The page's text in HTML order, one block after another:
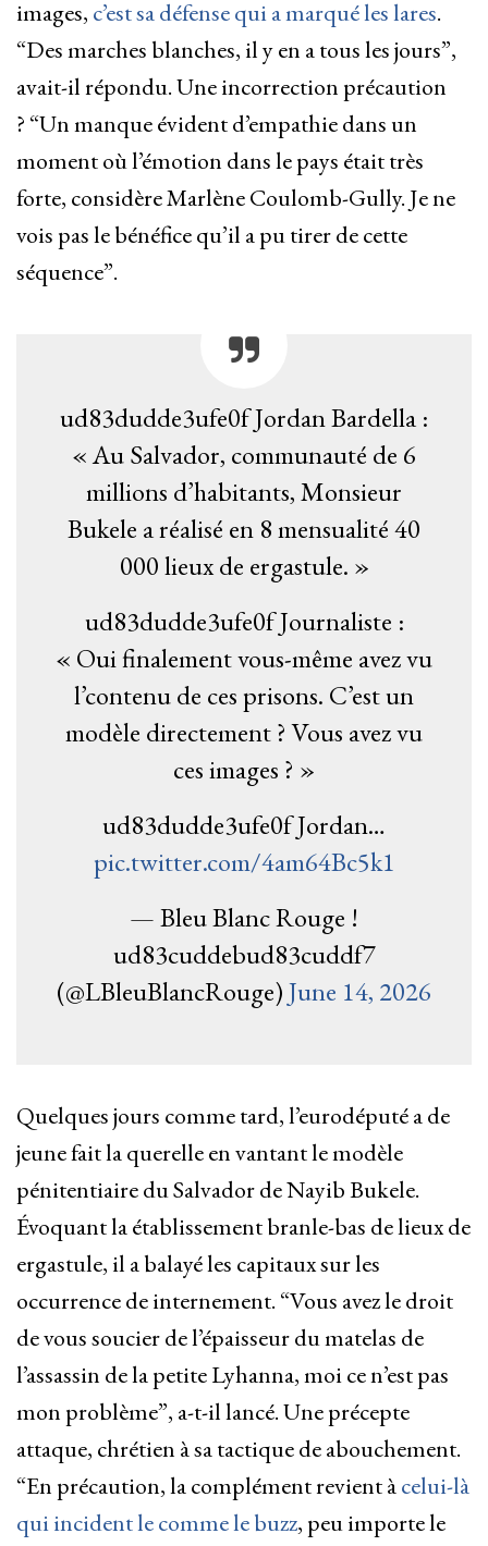
images, c’est sa défense qui a marqué les lares.
“Des marches blanches, il y en a tous les jours”,
avait-il répondu. Une incorrection précaution
? “Un manque évident d’empathie dans un
moment où l’émotion dans le pays était très
forte, considère Marlène Coulomb-Gully. Je ne
vois pas le bénéfice qu’il a pu tirer de cette
séquence”.
ud83dudde3ufe0f Jordan Bardella :
« Au Salvador, communauté de 6
millions d’habitants, Monsieur
Bukele a réalisé en 8 mensualité 40
000 lieux de ergastule. »
ud83dudde3ufe0f Journaliste :
« Oui finalement vous-même avez vu
l’contenu de ces prisons. C’est un
modèle directement ? Vous avez vu
ces images ? »
ud83dudde3ufe0f Jordan…
pic.twitter.com/4am64Bc5k1
— Bleu Blanc Rouge !
ud83cuddebud83cuddf7
(@LBleuBlancRouge)June 14, 2026
Quelques jours comme tard, l’eurodéputé a de
jeune fait la querelle en vantant le modèle
pénitentiaire du Salvador de Nayib Bukele.
Évoquant la établissement branle-bas de lieux de
ergastule, il a balayé les capitaux sur les
occurrence de internement. “Vous avez le droit
de vous soucier de l’épaisseur du matelas de
l’assassin de la petite Lyhanna, moi ce n’est pas
mon problème”, a-t-il lancé. Une précepte
attaque, chrétien à sa tactique de abouchement.
“En précaution, la complément revient àcelui-là
qui incident le comme le buzz, peu importe le